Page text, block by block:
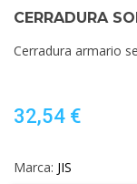
CERRADURA
Cerradura armario
32,54 €
Marca: JIS